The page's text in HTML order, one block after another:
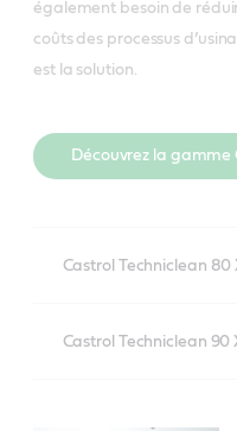
également besoin de
coûts des processus
est la solution.
Découvrez la gamme
Castrol Techniclean 80
haute performance
Castrol Techniclean 90
haute performance